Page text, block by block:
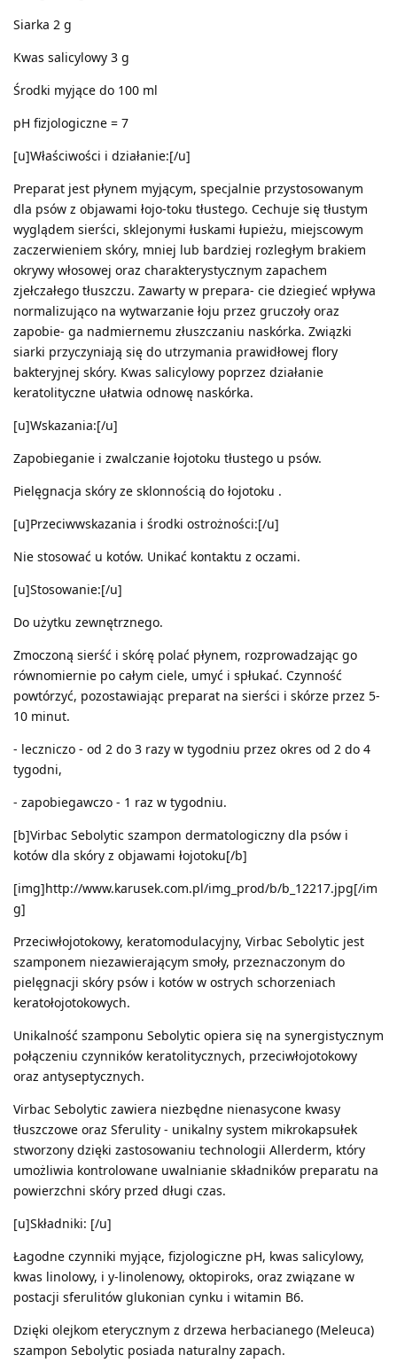
Siarka 2 g
Kwas salicylowy 3 g
Środki myjące do 100 ml
pH fizjologiczne = 7
[u]Właściwości i działanie:[/u]
Preparat jest płynem myjącym, specjalnie przystosowanym
dla psów z objawami łojo-toku tłustego. Cechuje się tłustym
wyglądem sierści, sklejonymi łuskami łupieżu, miejscowym
zaczerwieniem skóry, mniej lub bardziej rozległym brakiem
okrywy włosowej oraz charakterystycznym zapachem
zjełczałego tłuszczu. Zawarty w prepara- cie dziegieć wpływa
normalizująco na wytwarzanie łoju przez gruczoły oraz
zapobie- ga nadmiernemu złuszczaniu naskórka. Związki
siarki przyczyniają się do utrzymania prawidłowej flory
bakteryjnej skóry. Kwas salicylowy poprzez działanie
keratolityczne ułatwia odnowę naskórka.
[u]Wskazania:[/u]
Zapobieganie i zwalczanie łojotoku tłustego u psów.
Pielęgnacja skóry ze sklonnością do łojotoku .
[u]Przeciwwskazania i środki ostrożności:[/u]
Nie stosować u kotów. Unikać kontaktu z oczami.
[u]Stosowanie:[/u]
Do użytku zewnętrznego.
Zmoczoną sierść i skórę polać płynem, rozprowadzając go
równomiernie po całym ciele, umyć i spłukać. Czynność
powtórzyć, pozostawiając preparat na sierści i skórze przez 5-
10 minut.
- leczniczo - od 2 do 3 razy w tygodniu przez okres od 2 do 4
tygodni,
- zapobiegawczo - 1 raz w tygodniu.
[b]Virbac Sebolytic szampon dermatologiczny dla psów i
kotów dla skóry z objawami łojotoku[/b]
[img]http://www.karusek.com.pl/img_prod/b/b_12217.jpg[/im
g]
Przeciwłojotokowy, keratomodulacyjny, Virbac Sebolytic jest
szamponem niezawierającym smoły, przeznaczonym do
pielęgnacji skóry psów i kotów w ostrych schorzeniach
keratołojotokowych.
Unikalność szamponu Sebolytic opiera się na synergistycznym
połączeniu czynników keratolitycznych, przeciwłojotokowy
oraz antyseptycznych.
Virbac Sebolytic zawiera niezbędne nienasycone kwasy
tłuszczowe oraz Sferulity - unikalny system mikrokapsułek
stworzony dzięki zastosowaniu technologii Allerderm, który
umożliwia kontrolowane uwalnianie składników preparatu na
powierzchni skóry przed długi czas.
[u]Składniki: [/u]
Łagodne czynniki myjące, fizjologiczne pH, kwas salicylowy,
kwas linolowy, i y-linolenowy, oktopiroks, oraz związane w
postacji sferulitów glukonian cynku i witamin B6.
Dzięki olejkom eterycznym z drzewa herbacianego (Meleuca)
szampon Sebolytic posiada naturalny zapach.